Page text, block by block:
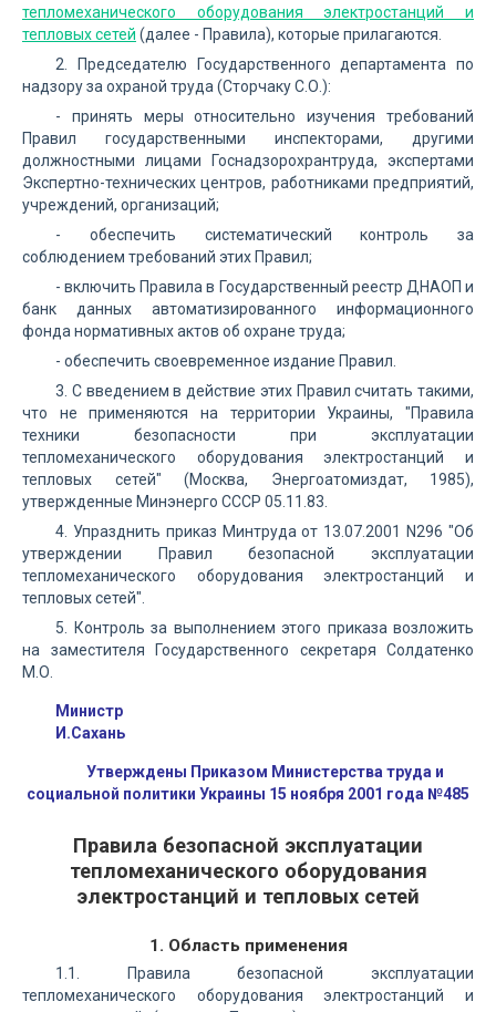
тепломеханического оборудования электростанций и
тепловых сетей (далее - Правила), которые прилагаются.
2. Председателю Государственного департамента по
надзору за охраной труда (Сторчаку С.О.):
- принять меры относительно изучения требований
Правил государственными инспекторами, другими
должностными лицами Госнадзорохрантруда, экспертами
Экспертно-технических центров, работниками предприятий,
учреждений, организаций;
- обеспечить систематический контроль за
соблюдением требований этих Правил;
- включить Правила в Государственный реестр ДНАОП и
банк данных автоматизированного информационного
фонда нормативных актов об охране труда;
- обеспечить своевременное издание Правил.
3. С введением в действие этих Правил считать такими,
что не применяются на территории Украины, "Правила
техники безопасности при эксплуатации
тепломеханического оборудования электростанций и
тепловых сетей" (Москва, Энергоатомиздат, 1985),
утвержденные Минэнерго СССР 05.11.83.
4. Упразднить приказ Минтруда от 13.07.2001 N296 "Об
утверждении Правил безопасной эксплуатации
тепломеханического оборудования электростанций и
тепловых сетей".
5. Контроль за выполнением этого приказа возложить
на заместителя Государственного секретаря Солдатенко
М.О.
Министр
И.Сахань
Утверждены Приказом Министерства труда и
социальной политики Украины 15 ноября 2001 года №485
Правила безопасной эксплуатации
тепломеханического оборудования
электростанций и тепловых сетей
1. Область применения
1.1. Правила безопасной эксплуатации
тепломеханического оборудования электростанций и